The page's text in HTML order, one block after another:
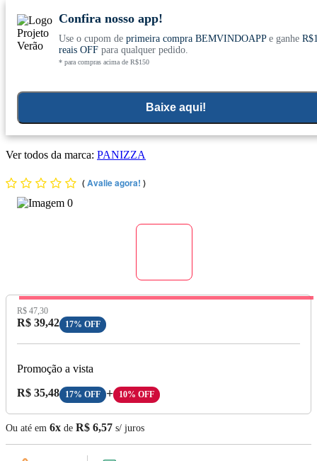
Conheça nosso site novo! E comemore com 0
Confira nosso app!
Use o cupom de primeira compra BEMVINDOAPPe ganhe
reais OFFpara qualquer pedido.
* para compras acima de R$150
Baixe aqui!
Colageno Pele
Condicionador Com Colágeno + Q10 240ml - Evonaturi
Ver todos da marca: PANIZZA
(Avalie agora! )
Preço Original:
R$ 47,30
Preço com Desconto:
R$ 39,42 17% OFF
Promoção a vista
Preço A Vista:
R$ 35,48 17% OFF + 10% OFF
Ou até em 6x de R$ 6,57 s/ juros